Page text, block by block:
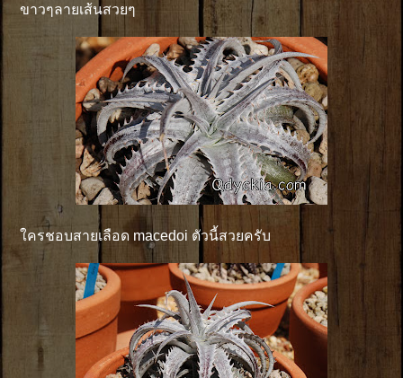
ขาวๆลายเส้นสวยๆ
ใครชอบสายเลือด macedoi ตัวนี้สวยครับ